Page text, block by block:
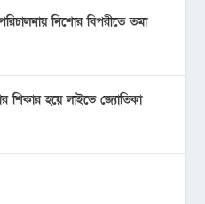
নিশোর বিপরীতে তমা
শিকার হয়ে লাইভে জ্যোতিকা